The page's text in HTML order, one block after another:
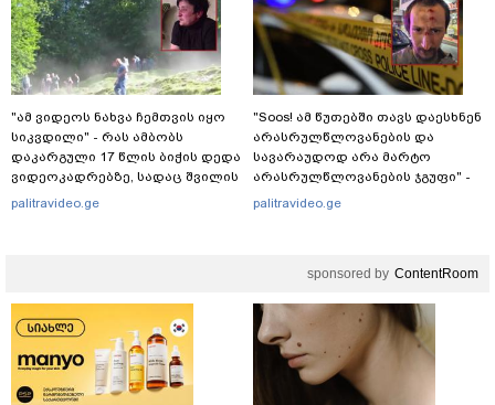
"ამ ვიდეოს ნახვა ჩემთვის იყო
სიკვდილი" - რას ამბობს
დაკარგული 17 წლის ბიჭის დედა
ვიდეოკადრებზე, სადაც შვილის
განწირული ვედრების ხმა
palitravideo.ge
"Soos! ამ წუთებში თავს დაესხნენ
არასრულწლოვანების და
სავარაუდოდ არა მარტო
არასრულწლოვანების ჯგუფი" -
რა ინფორმაციას ავრცელებს
palitravideo.ge
sponsored by ContentRoom